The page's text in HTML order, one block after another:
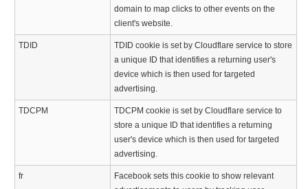
domain to map clicks to other events on the
client's website.
TDID
TDID cookie is set by Cloudflare service to store
a unique ID that identifies a returning user's
device which is then used for targeted
advertising.
TDCPM
TDCPM cookie is set by Cloudflare service to
store a unique ID that identifies a returning
user's device which is then used for targeted
advertising.
fr
Facebook sets this cookie to show relevant